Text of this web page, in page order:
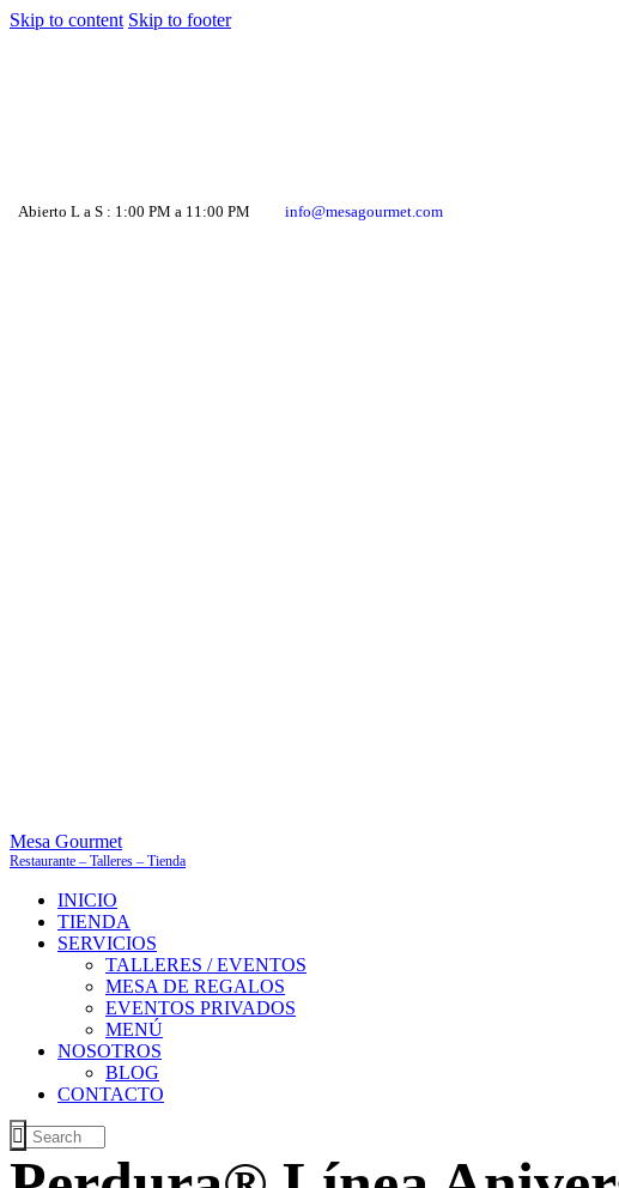
Skip to content Skip to footer
Abierto L a S : 1:00 PM a 11:00 PM info@mesagourmet.com
Mesa Gourmet
Restaurante – Talleres – Tienda
INICIO
TIENDA
SERVICIOS
TALLERES / EVENTOS
MESA DE REGALOS
EVENTOS PRIVADOS
MENÚ
NOSOTROS
BLOG
CONTACTO